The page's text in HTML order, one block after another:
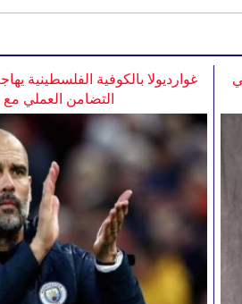
غوارديولا بالكوفية الفلسطينية
التضامن العملي